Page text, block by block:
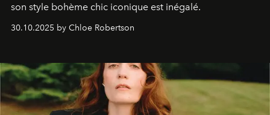
son style bohème chic iconique est inégalé.
30.10.2025 by Chloe Robertson